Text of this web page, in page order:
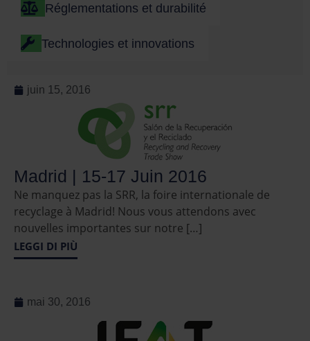
Réglementations et durabilité
Technologies et innovations
juin 15, 2016
Madrid | 15-17 Juin 2016
Ne manquez pas la SRR, la foire internationale de
recyclage à Madrid! Nous vous attendons avec
nouvelles importantes sur notre […]
LEGGI DI PIÙ
mai 30, 2016